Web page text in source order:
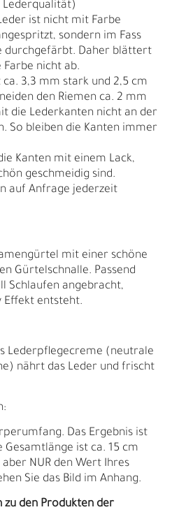
ist nicht mit Farbe
sondern im Fass
durchgefärbt. Daher blättert
nicht ab.
ca. 3,3 mm stark und 2,5 cm
den Riemen ca. 2 mm
die Lederkanten nicht an der
So bleiben die Kanten immer
Kanten mit einem Lack,
geschmeidig sind.
auf Anfrage jederzeit
mit einer schöne
Gürtelschnalle. Passend
Schlaufen angebracht,
Effekt entsteht.
Lederpflegecreme (neutrale
nährt das Leder und frischt
Das Ergebnis ist
Gesamtlänge ist ca. 15 cm
NUR den Wert Ihres
Sie das Bild im Anhang.
den Produkten der